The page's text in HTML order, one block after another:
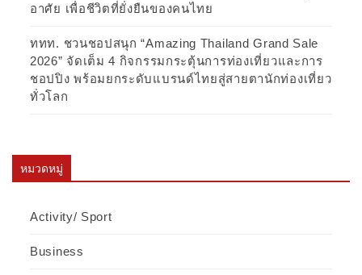
อาศัย เพื่อชีวิตที่ยั่งยืนของคนไทย
ททท. ชวนชอปสนุก “Amazing Thailand Grand Sale
2026” จัดเต็ม 4 กิจกรรมกระตุ้นการท่องเที่ยวและการ
ชอปปิง พร้อมยกระดับแบรนด์ไทยสู่สายตานักท่องเที่ยว
ทั่วโลก
หมวดหมู่
Activity/ Sport
Business